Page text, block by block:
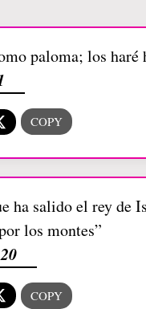
paloma; los haré
ha salido el rey de
los montes”